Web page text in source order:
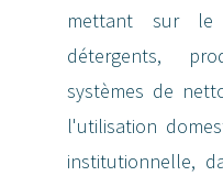
mettant sur le
détergents,
systèmes de
l'utilisation
institutionnelle,